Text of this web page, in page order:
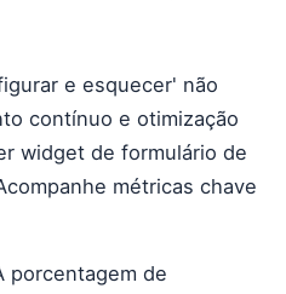
e esquecer' não
contínuo e otimização
widget de formulário de
métricas chave
porcentagem de